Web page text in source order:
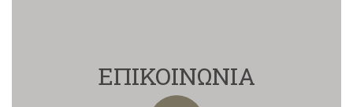
ΕΠΙΚΟΙΝΩΝΙΑ